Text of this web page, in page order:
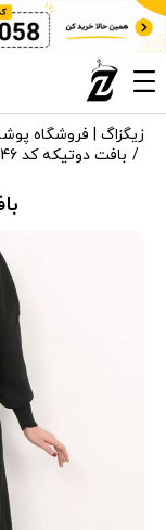
زیگزاگ | فروشگاه
بافت دوتیکه کد 2446